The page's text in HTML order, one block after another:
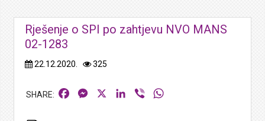
Rješenje o SPI po zahtjevu NVO MANS
02-1283
22.12.2020. 325
FacebookMessengerLinkedIn
Viber